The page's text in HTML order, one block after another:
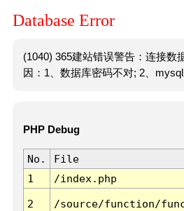
Database Error
(1040) 365建站错误警告：连接数
因：1、数据库密码不对; 2、mysql
PHP Debug
No. File
1
/index.php
2 /source/function/